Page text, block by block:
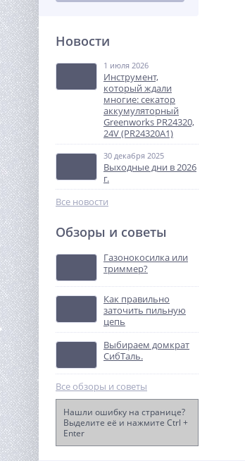
Виброкаток ручной
бензиновый (Honda)
260 364руб.
%
Ремень стяжной TOR
658
%
Штабелер самоходный 1,5
т 3,5 м TOR IWS15S-3500
Новости
1 июля 2026
Инструмент,
который ждали
многие: секатор
аккумуляторный
Greenworks PR24320,
24V (PR24320A1)
30 декабря 2025
Выходные дни в 2026
г.
Все новости
Обзоры и советы
Газонокосилка или
триммер?
Как правильно
заточить пильную
цепь
Выбираем домкрат
СибТаль.
Все обзоры и советы
Нашли ошибку на странице?
Выделите её и нажмите Ctrl +
Enter